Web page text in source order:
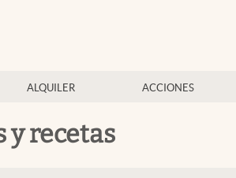
ALQUILER ACCIONES
y recetas